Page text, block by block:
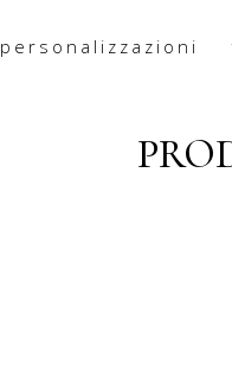
personalizzazioni